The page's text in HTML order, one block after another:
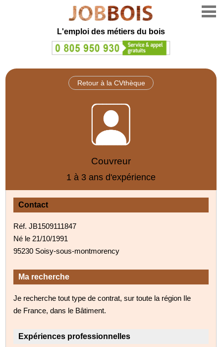
L'emploi des métiers du bois
Retour à la CVthèque
Couvreur
1 à 3 ans d'expérience
Contact
Réf. JB1509111847
Né le 21/10/1991
95230 Soisy-sous-montmorency
Ma recherche
Je recherche tout type de contrat, sur toute la région Ile
de France, dans le Bâtiment.
Expériences professionnelles